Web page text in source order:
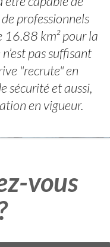
professionnels
16.88 km² pour la
pas suffisant
"recrute" en
sécurité et aussi,
en vigueur.
vous